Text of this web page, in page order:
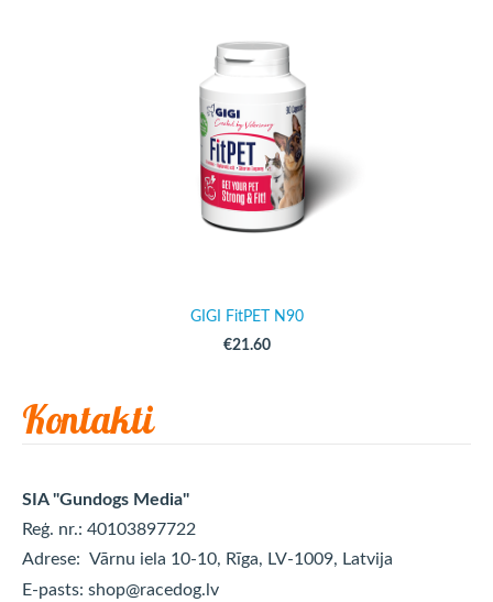
Kontakti
SIA "Gundogs Media"
Reģ. nr.: 40103897722
Adrese: Vārnu iela 10-10, Rīga, LV-1009, Latvija
E-pasts: shop@racedog.lv
GIGI FitPET N90
€21.60